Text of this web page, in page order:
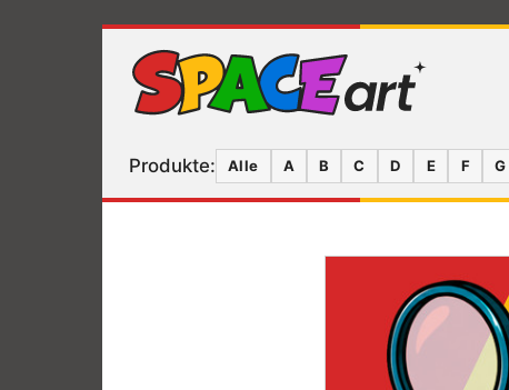
Produkte: Alle A B C D E F G